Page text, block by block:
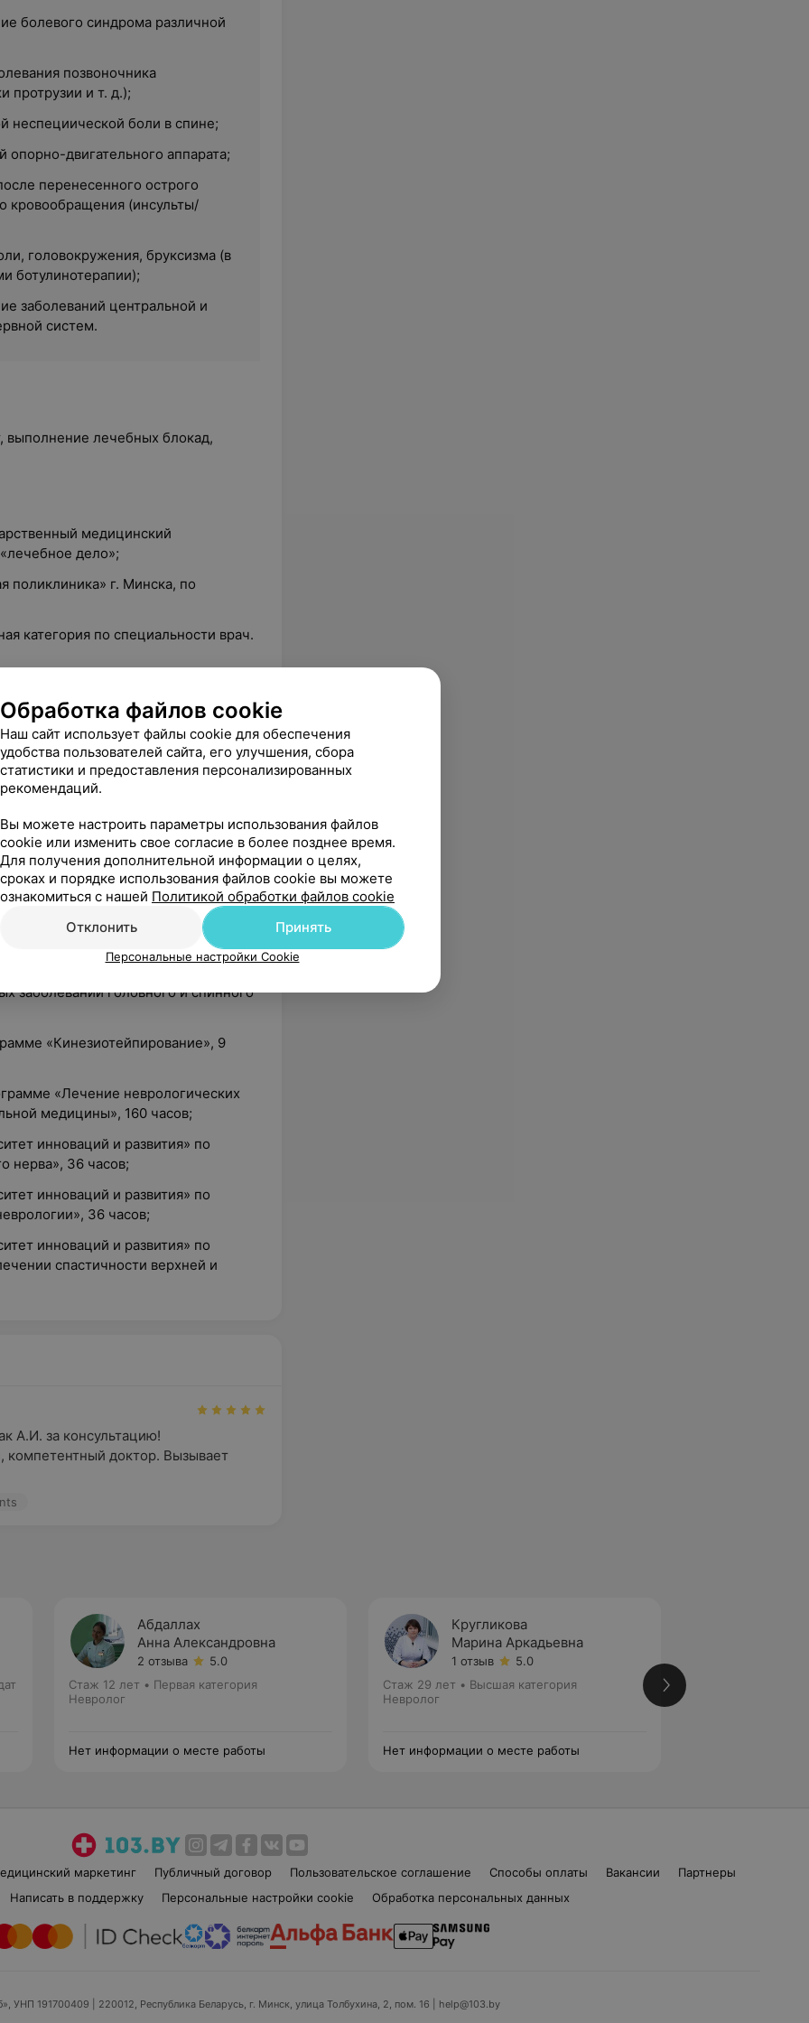
болевого синдрома различной
позвоночника
протрузии и т. д.);
неспециической боли в спине;
опорно-двигательного аппарата;
перенесенного острого
кровообращения (инсульты/
головокружения, бруксизма (в
ботулинотерапии);
заболеваний центральной и
систем.
выполнение лечебных блокад,
медицинский
дело»;
поликлиника» г. Минска, по
категория по специальности врач.
«Актуальные вопросы
6 часов;
«Остеопороз и
в общеклинической практике»,
«Проблемные вопросы
периферической нервной
«Цереброваскулярные
и хирургического лечения», 6
«Новые взгляды на
заболеваний головного и спинного
«Кинезиотейпирование», 9
«Лечение неврологических
медицины», 160 часов;
инноваций и развития» по
нерва», 36 часов;
инноваций и развития» по
36 часов;
инноваций и развития» по
спастичности верхней и
А.И. за консультацию!
компетентный доктор. Вызывает
Абдаллах
Анна Александровна
2 отзыва
5.0
Стаж 12 лет • Первая категория
Невролог
Нет информации о месте работы
Кругликова
Марина Аркадьевна
1 отзыв
5.0
Стаж 29 лет • Высшая категория
Невролог
Нет информации о месте работы
маркетинг Публичный договор Пользовательское соглашение Способы оплаты Вакансии
Партнеры
Написать в поддержку Персональные настройки cookie Обработка персональных данных
УНП 191700409 | 220012, Республика Беларусь, г. Минск, улица Толбухина, 2, пом. 16 | help@103.by
Обработка файлов cookie
Наш сайт использует файлы cookie для обеспечения
удобства пользователей сайта, его улучшения, сбора
статистики и предоставления персонализированных
рекомендаций.
Вы можете настроить параметры использования файлов
cookie или изменить свое согласие в более позднее время.
Для получения дополнительной информации о целях,
сроках и порядке использования файлов cookie вы можете
ознакомиться с нашей Политикой обработки файлов cookie
Отклонить
Принять
Персональные настройки Cookie